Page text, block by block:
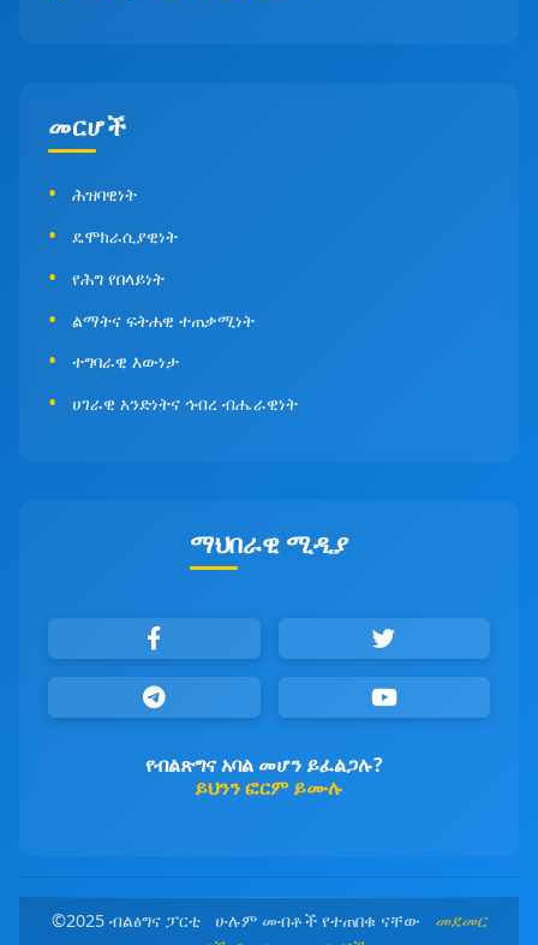
መርሆች
ሕዝባዊነት
ዴሞክራሲያዊነት
የሕግ የበላይነት
ልማትና ፍትሐዊ ተጠቃሚነት
ተግባራዊ እውነታ
ሀገራዊ አንድነትና ኅብረ ብሔራዊነት
ማህበራዊ ሚዲያ
የብልጽግና አባል መሆን ይፈልጋሉ?
ይህንን ፎርም ይሙሉ
©2025 ብልፅግና ፓርቲ ሁሉም መብቶች የተጠበቁ ናቸው መደመር